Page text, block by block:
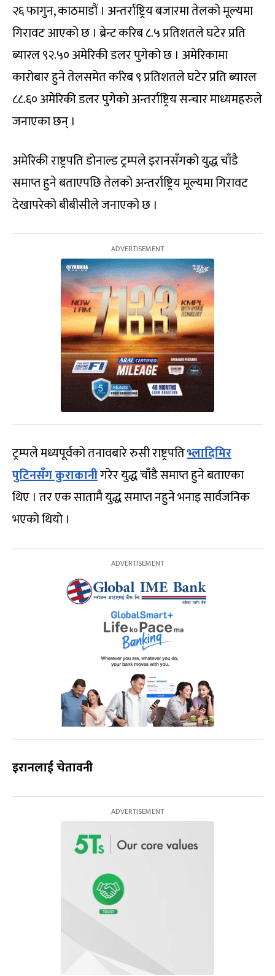
२६ फागुन, काठमाडौं । अन्तर्राष्ट्रिय बजारमा तेलको मूल्यमा
गिरावट आएको छ । ब्रेन्ट करिब ८.५ प्रतिशतले घटेर प्रति
ब्यारल ९२.५० अमेरिकी डलर पुगेको छ । अमेरिकामा
कारोबार हुने तेलसमेत करिब ९ प्रतिशतले घटेर प्रति ब्यारल
८८.६० अमेरिकी डलर पुगेको अन्तर्राष्ट्रिय सन्चार माध्यमहरुले
जनाएका छन् ।
अमेरिकी राष्ट्रपति डोनाल्ड ट्रम्पले इरानसँगको युद्ध चाँडै
समाप्त हुने बताएपछि तेलको अन्तर्राष्ट्रिय मूल्यमा गिरावट
देखापरेको बीबीसीले जनाएको छ ।
ट्रम्पले मध्यपूर्वको तनावबारे रुसी राष्ट्रपतिभ्लादिमिर
पुटिनसँग कुराकानीगरेर युद्ध चाँडै समाप्त हुने बताएका
थिए । तर एक सातामै युद्ध समाप्त नहुने भनाइ सार्वजनिक
भएको थियो ।
इरानलाई चेतावनी